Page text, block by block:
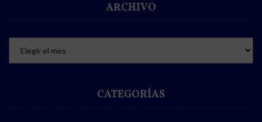
ARCHIVO
CATEGORÍAS